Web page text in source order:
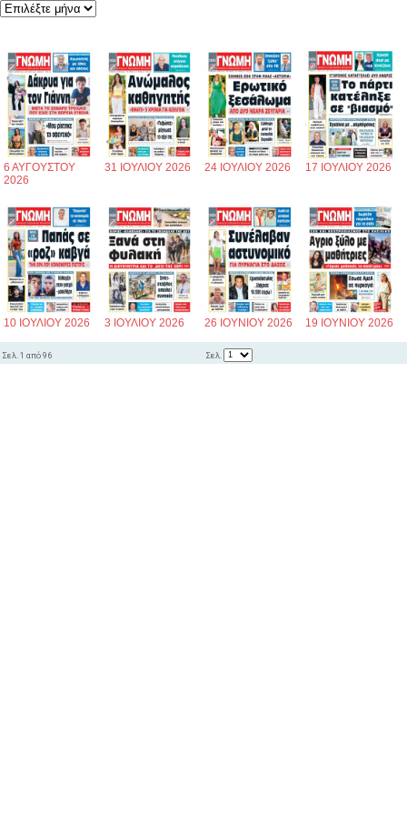
6 ΑΥΓΟΥΣΤΟΥ
2026
31 ΙΟΥΛΙΟΥ 2026 24 ΙΟΥΛΙΟΥ 2026 17 ΙΟΥΛΙΟΥ 2026
10 ΙΟΥΛΙΟΥ 2026 3 ΙΟΥΛΙΟΥ 2026 26 ΙΟΥΝΙΟΥ 2026 19 ΙΟΥΝΙΟΥ 2026
Σελ. 1 από 96 Σελ.